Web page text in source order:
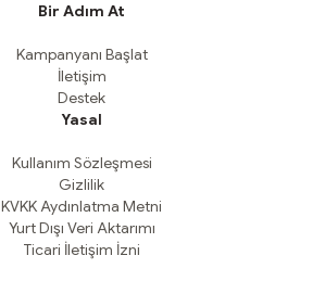
Bir Adım At
Kampanyanı Başlat
İletişim
Destek
Yasal
Kullanım Sözleşmesi
Gizlilik
KVKK Aydınlatma Metni
Yurt Dışı Veri Aktarımı
Ticari İletişim İzni